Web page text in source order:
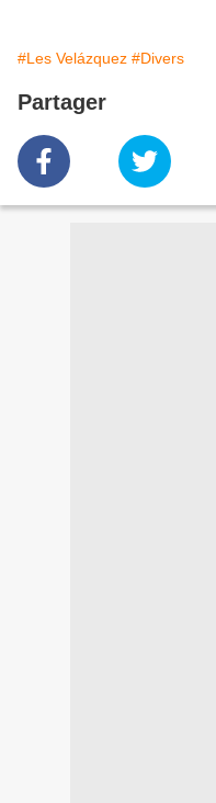
#Les Velázquez #Divers
Partager